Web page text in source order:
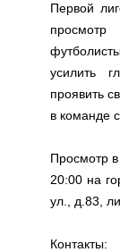
Первой
усилить
проявить
в команде
Просмотр
20:00 на
ул., д.83,
Контакты: